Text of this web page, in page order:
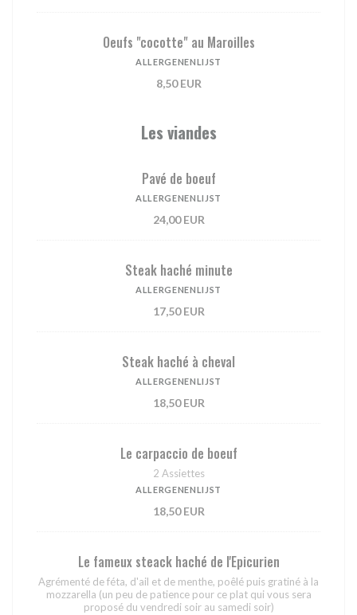
Oeufs "cocotte" au Maroilles
ALLERGENENLIJST
8,50 EUR
Les viandes
Pavé de boeuf
ALLERGENENLIJST
24,00 EUR
Steak haché minute
ALLERGENENLIJST
17,50 EUR
Steak haché à cheval
ALLERGENENLIJST
18,50 EUR
Le carpaccio de boeuf
2 Assiettes
ALLERGENENLIJST
18,50 EUR
Le fameux steack haché de l'Epicurien
Agrémenté de féta, d'ail et de menthe, poêlé puis gratiné à la
mozzarella (un peu de patience pour ce plat qui vous sera
proposé du vendredi soir au samedi soir)